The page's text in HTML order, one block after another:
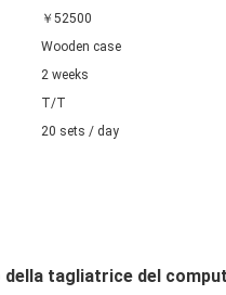
￥52500
Wooden case
2 weeks
T/T
20 sets / day
della tagliatrice del